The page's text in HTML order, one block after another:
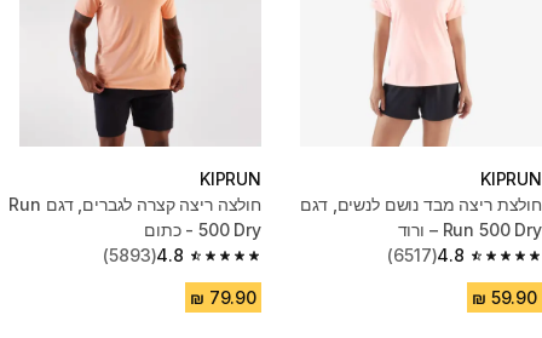
KIPRUN
חולצת ריצה מבד נושם לנשים, דגם
Run 500 Dry – ורוד
4.8
4.8 out of 5 stars from 6517 reviews
(6517)
KIPRUN
חולצה ריצה קצרה לגברים, דגם Run
500 Dry - כתום
4.8
4.8 out of 5 stars from 5893 reviews
(5893)